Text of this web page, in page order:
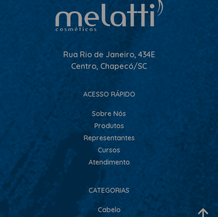
Rua Rio de Janeiro, 434E
Centro, Chapecó/SC
ACESSO RÁPIDO
Sobre Nós
Produtos
Representantes
Cursos
Atendimento
CATEGORIAS
Cabelo